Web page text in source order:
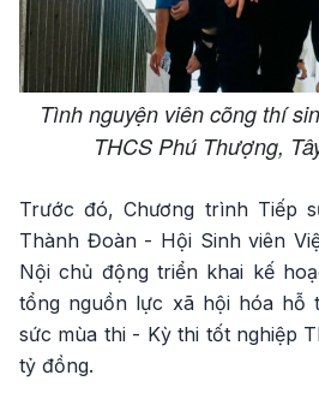
Tình nguyện viên cõng thí
THCS Phú Thượng,
Trước đó, Chương trình Tiếp
Thành Đoàn - Hội Sinh viên
Nội chủ động triển khai kế
tổng nguồn lực xã hội hóa hỗ
sức mùa thi - Kỳ thi tốt nghiệp
tỷ đồng.